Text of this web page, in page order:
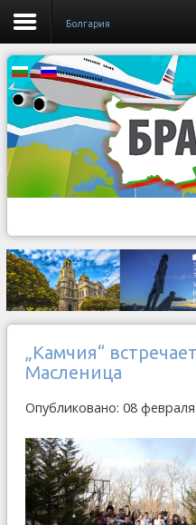
Бoлгария
„Камчия“
Масленица
Опубликовано: 08